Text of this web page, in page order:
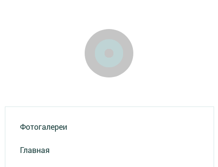
Фотогалереи
Главная